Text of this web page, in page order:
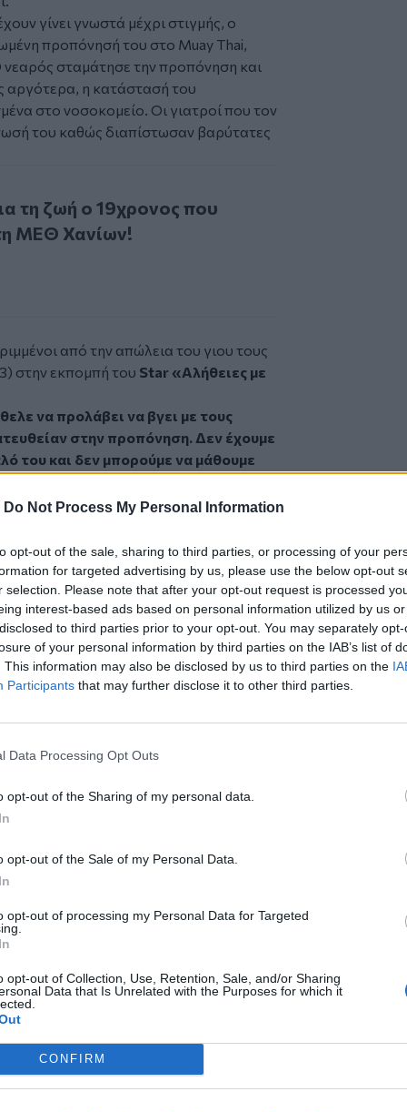
Do Not Process My Personal Information
opt-out of the sale, sharing to third parties, or processing of your
for targeted advertising by us, please use the below opt-out
selection. Please note that after your opt-out request is processed
interest-based ads based on personal information utilized by us
to third parties prior to your opt-out. You may separately
of your personal information by third parties on the IAB’s list of
This information may also be disclosed by us to third parties on the
Participants that may further disclose it to other third parties.
Data Processing Opt Outs
opt-out of the Sharing of my personal data.
opt-out of the Sale of my Personal Data.
opt-out of processing my Personal Data for Targeted
opt-out of Collection, Use, Retention, Sale, and/or Sharing
Data that Is Unrelated with the Purposes for which it
CONFIRM
γίνει γνωστά μέχρι στιγμής, ο
προπόνησή του στο Muay Thai,
σταμάτησε την προπόνηση και
αργότερα, η κατάστασή του
στο νοσοκομείο. Οι γιατροί που τον
του καθώς διαπίστωσαν βαρύτατες
ζωή ο 19χρονος που νοσηλευόταν στη ΜΕΘ Χανίων!
τη ζωή ο 19χρονος που
ΜΕΘ Χανίων!
από την απώλεια του γιου τους
στην εκπομπή του Star «Αλήθειες με
να προλάβει να βγει με τους
στην προπόνηση. Δεν έχουμε
του και δεν μπορούμε να μάθουμε
Οι φίλοι του είναι σε σοκ και δεν
προπόνηση δεν έχουν μιλήσει»,
ψυχολογική κατάσταση από την
είχε σταματήσει το σχολείο για
του καθώς και οι δύο γονείς του
Με πήρε όταν σχόλασε και μου
Και μετά από λίγο μας
», ανέφερε χαρακτηριστικά η
της υπόθεσης είναι σε πλήρη
σχολή πολεμικών τεχνών
ο φάκελος με την υπόθεση του
χέρια της Ασφάλειας Χανίων.
καταγγέλλει νυχτερινό κέντρο που ενεπλάκη
που ενεπλάκη στην υπόθεση
αθλητή
είχε υποστηρίξει ότι ο νεαρός
κέντρο, ισχυρισμούς που το
τα άγρια χόρτα του Ψηλορείτη!